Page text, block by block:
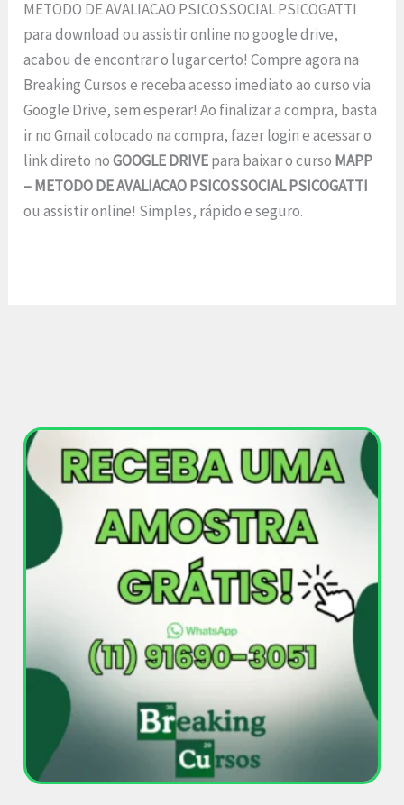
METODO DE AVALIACAO PSICOSSOCIAL PSICOGATTI
para download ou assistir online no google drive,
acabou de encontrar o lugar certo! Compre agora na
Breaking Cursos e receba acesso imediato ao curso via
Google Drive, sem esperar! Ao finalizar a compra, basta
ir no Gmail colocado na compra, fazer login e acessar o
link direto noGOOGLE DRIVEpara baixar o curso MAPP
– METODO DE AVALIACAO PSICOSSOCIAL PSICOGATTI
ou assistir online! Simples, rápido e seguro.